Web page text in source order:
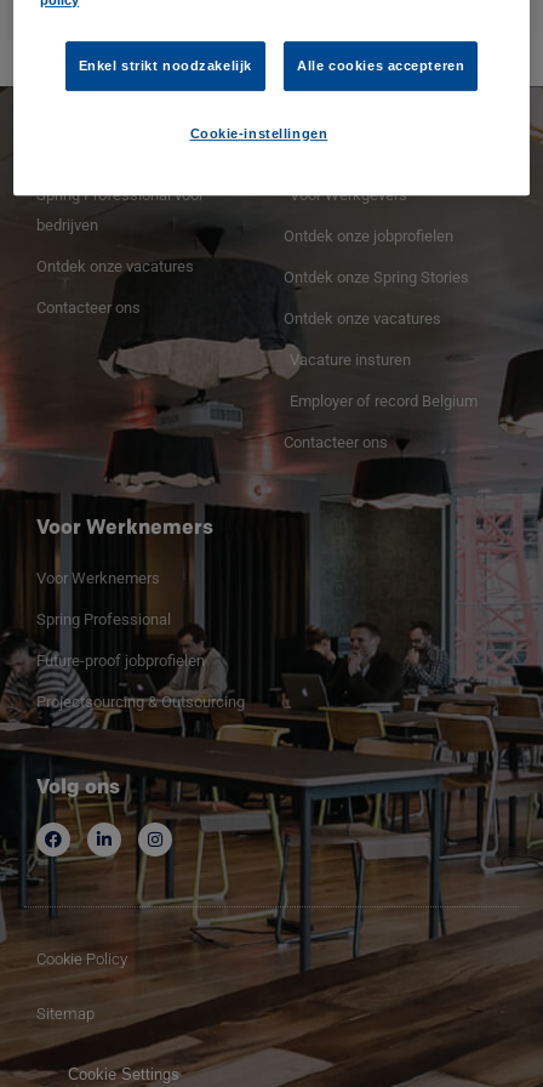
0
Spring Professional
Spring Professional voor
bedrijven
Ontdek onze vacatures
Contacteer ons
Voor Werkgevers
Voor Werkgevers
Ontdek onze jobprofielen
Ontdek onze Spring Stories
Ontdek onze vacatures
Vacature insturen
Employer of record Belgium
Contacteer ons
Voor Werknemers
Voor Werknemers
Spring Professional
Future-proof jobprofielen
Projectsourcing & Outsourcing
Volg ons
Cookie Policy
Sitemap
Cookie Settings
Enkel strikt noodzakelijk Alle cookies accepteren
Cookie-instellingen